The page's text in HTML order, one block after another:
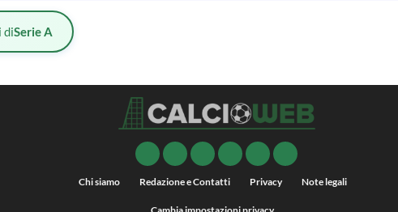
diSerie A
Chi siamo Redazione e Contatti Privacy Note legali